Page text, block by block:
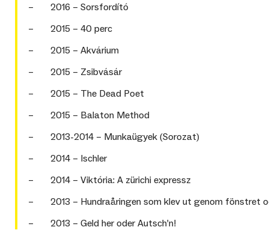
– 2016 – Sorsfordító
– 2015 – 40 perc
– 2015 – Akvárium
– 2015 – Zsibvásár
– 2015 – The Dead Poet
– 2015 – Balaton Method
– 2013-2014 – Munkaügyek (Sorozat)
– 2014 – Ischler
– 2014 – Viktória: A zürichi expressz
– 2013 – Hundraåringen som klev ut genom fönstret
– 2013 – Geld her oder Autsch’n!